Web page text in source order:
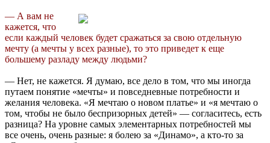
— А вам не
кажется, что
если каждый человек будет сражаться за свою отдельную
мечту (а мечты у всех разные), то это приведет к еще
большему разладу между людьми?
— Нет, не кажется. Я думаю, все дело в том, что мы иногда
путаем понятие «мечты» и повседневные потребности и
желания человека. «Я мечтаю о новом платье» и «я мечтаю о
том, чтобы не было беспризорных детей» — согласитесь, есть
разница? На уровне самых элементарных потребностей мы
все очень, очень разные: я болею за «Динамо», а кто-то за